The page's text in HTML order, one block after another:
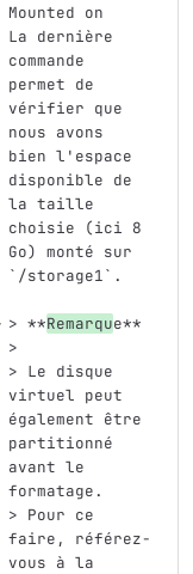
Mounted on
La dernière
commande
permet de
vérifier que
nous avons
bien l'espace
disponible de
la taille
choisie (ici 8
Go) monté sur
`/storage1` .
> **Remarque**
>
> Le disque
virtuel peut
également être
partitionné
avant le
formatage.
> Pour ce
faire, référez-
vous à la